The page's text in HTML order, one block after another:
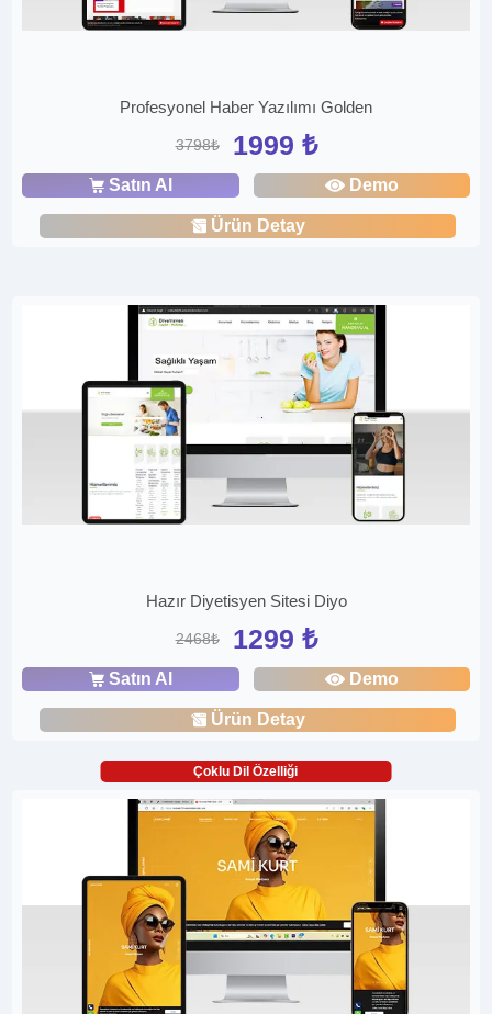
Profesyonel Haber Yazılımı Golden
3798₺ 1999 ₺
Satın Al Demo
Ürün Detay
Hazır Diyetisyen Sitesi Diyo
2468₺ 1299 ₺
Satın Al Demo
Ürün Detay
Çoklu Dil Özelliği